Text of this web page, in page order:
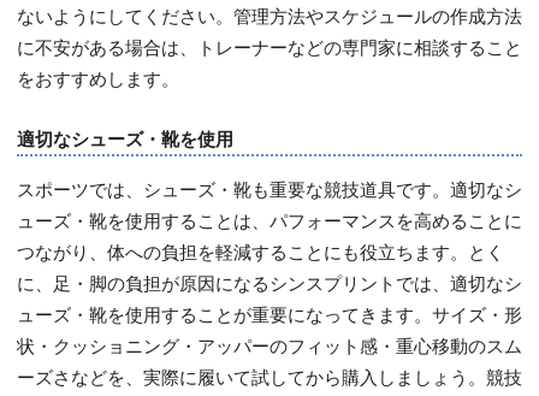
ないようにしてください。管理方法やスケジュールの作成方法
に不安がある場合は、トレーナーなどの専門家に相談すること
をおすすめします。
適切なシューズ・靴を使用
スポーツでは、シューズ・靴も重要な競技道具です。適切なシ
ューズ・靴を使用することは、パフォーマンスを高めることに
つながり、体への負担を軽減することにも役立ちます。とく
に、足・脚の負担が原因になるシンスプリントでは、適切なシ
ューズ・靴を使用することが重要になってきます。サイズ・形
状・クッショニング・アッパーのフィット感・重心移動のスム
ーズさなどを、実際に履いて試してから購入しましょう。競技